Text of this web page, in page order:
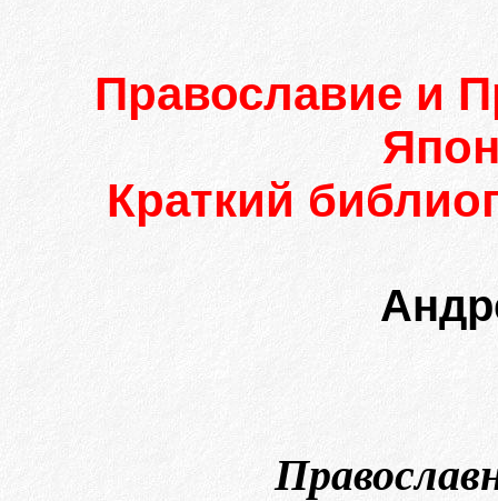
Православие и
Краткий